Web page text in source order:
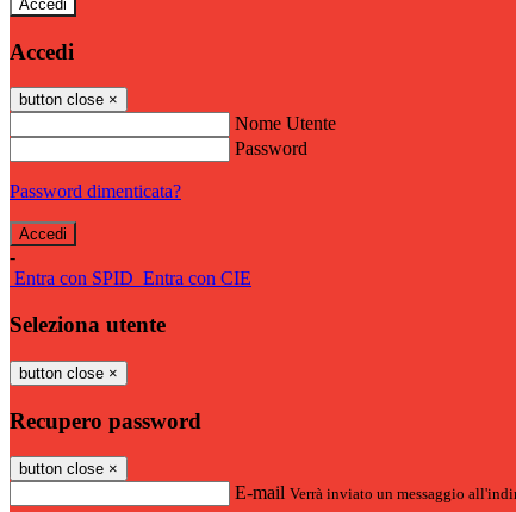
Accedi
Accedi
button close ×
Nome Utente
Password
Password dimenticata?
-
Entra con SPID Entra con CIE
Seleziona utente
button close ×
Recupero password
button close ×
E-mail Verrà inviato un messaggio